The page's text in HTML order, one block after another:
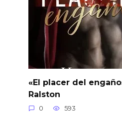
«El placer del
Ralston
0 593